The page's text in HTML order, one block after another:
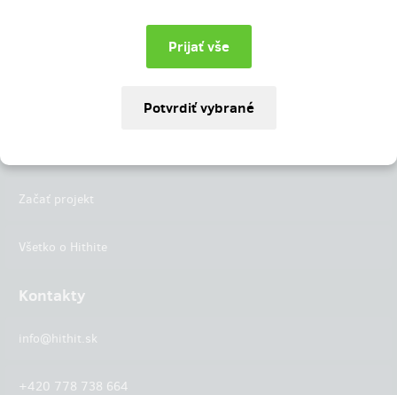
Začať projekt
Všetko o Hithite
Kontakty
info@hithit.sk
+420 778 738 664